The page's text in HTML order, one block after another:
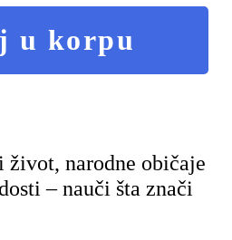
u korpu
život, narodne običaje
– nauči šta znači